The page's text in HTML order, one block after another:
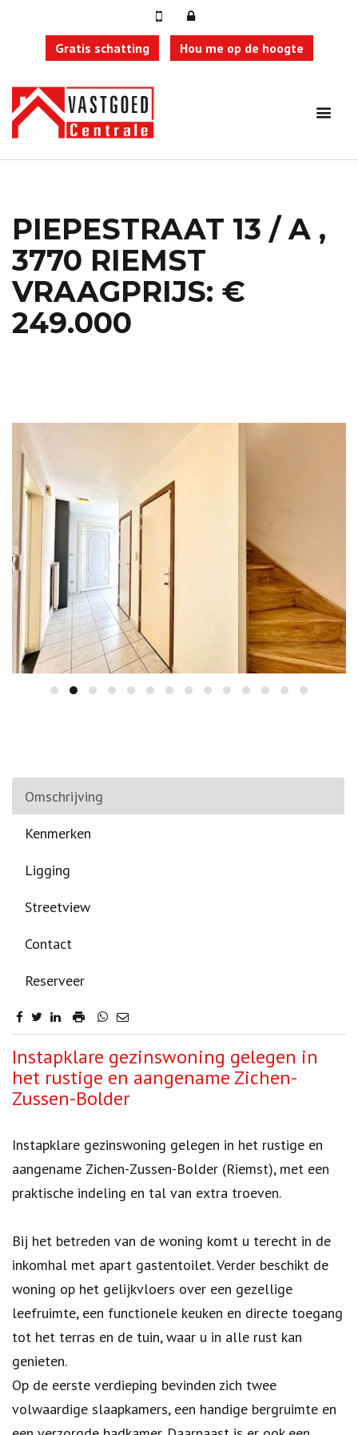
Gratis schatting Hou me op de hoogte
PIEPESTRAAT 13 / A ,
3770 RIEMST
VRAAGPRIJS: €
249.000
Omschrijving
Kenmerken
Ligging
Streetview
Contact
Reserveer
Omschrijving
Instapklare gezinswoning gelegen in
het rustige en aangename Zichen-
Zussen-Bolder
Instapklare gezinswoning gelegen in het rustige en
aangename Zichen-Zussen-Bolder (Riemst), met een
praktische indeling en tal van extra troeven.
Bij het betreden van de woning komt u terecht in de
inkomhal met apart gastentoilet. Verder beschikt de
woning op het gelijkvloers over een gezellige
leefruimte, een functionele keuken en directe toegang
tot het terras en de tuin, waar u in alle rust kan
genieten.
Op de eerste verdieping bevinden zich twee
volwaardige slaapkamers, een handige bergruimte en